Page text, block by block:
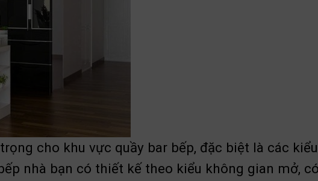
cho khu vực quầy bar bếp, đặc biệt là các
nhà bạn có thiết kế theo kiểu không gian mở,